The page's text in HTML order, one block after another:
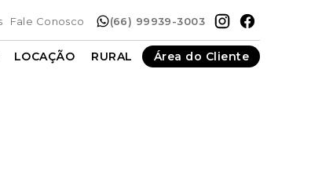
Fale Conosco (66) 99939-3003
LOCAÇÃO RURAL Área do Cliente